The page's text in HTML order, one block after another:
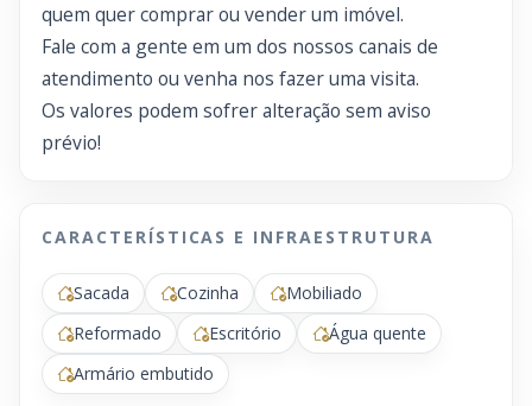
quem quer comprar ou vender um imóvel.
Fale com a gente em um dos nossos canais de
atendimento ou venha nos fazer uma visita.
Os valores podem sofrer alteração sem aviso
prévio!
CARACTERÍSTICAS E INFRAESTRUTURA
Sacada Cozinha
Mobiliado
Reformado
Escritório
Água quente
Armário embutido